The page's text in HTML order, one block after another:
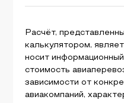
Расчёт,
калькулятором,
носит
стоимость
зависимости от
авиакомпаний,